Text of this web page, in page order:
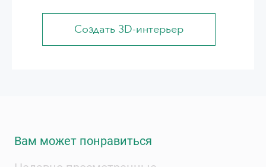
Создать 3D-интерьер
Вам может понравиться